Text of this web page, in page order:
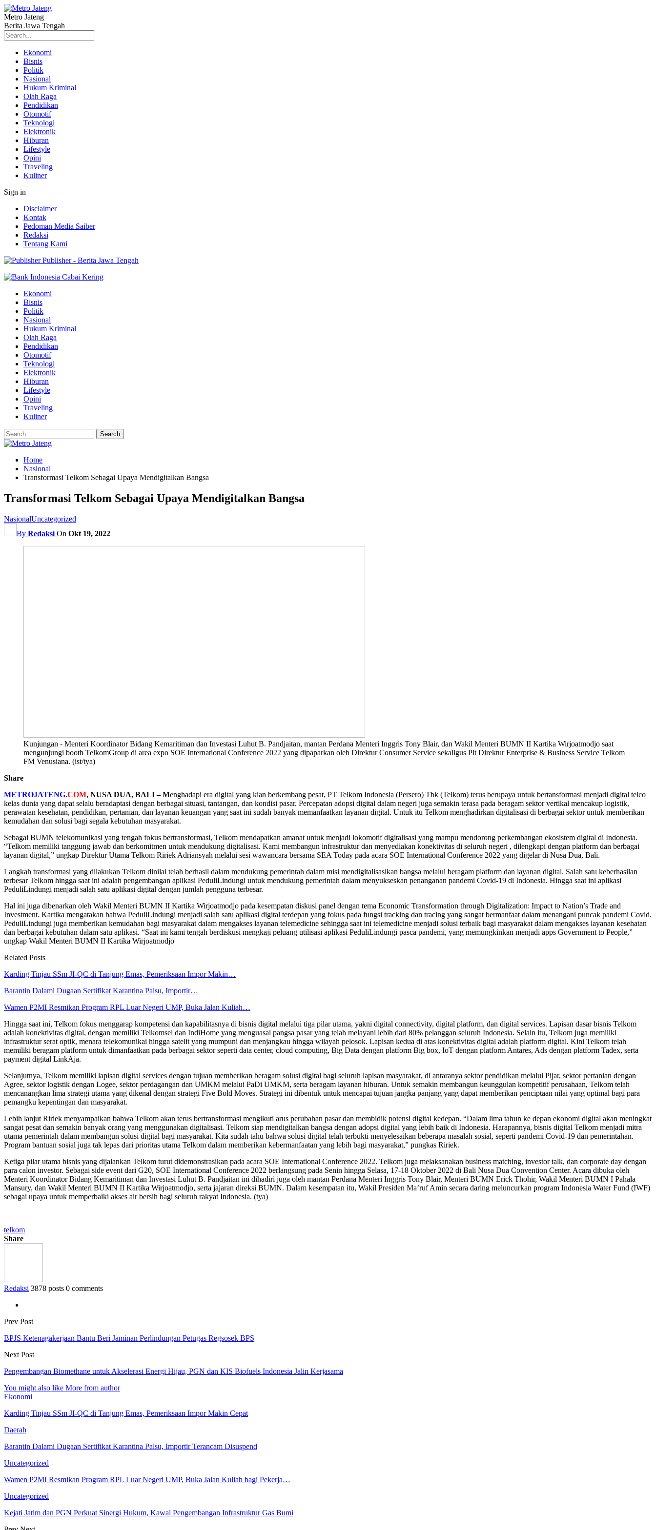
Metro Jateng
Berita Jawa Tengah
Ekonomi
Bisnis
Politik
Nasional
Hukum Kriminal
Olah Raga
Pendidikan
Otomotif
Teknologi
Elektronik
Hiburan
Lifestyle
Opini
Traveling
Kuliner
Sign in
Disclaimer
Kontak
Pedoman Media Saiber
Redaksi
Tentang Kami
Publisher - Berita Jawa Tengah
Ekonomi
Bisnis
Politik
Nasional
Hukum Kriminal
Olah Raga
Pendidikan
Otomotif
Teknologi
Elektronik
Hiburan
Lifestyle
Opini
Traveling
Kuliner
Home
Nasional
Transformasi Telkom Sebagai Upaya Mendigitalkan Bangsa
Transformasi Telkom Sebagai Upaya Mendigitalkan Bangsa
NasionalUncategorized
By Redaksi On Okt 19, 2022
Kunjungan - Menteri Koordinator Bidang Kemaritiman dan Investasi Luhut B. Pandjaitan, mantan Perdana Menteri Inggris Tony Blair, dan Wakil Menteri BUMN II Kartika Wirjoatmodjo saat
mengunjungi booth TelkomGroup di area expo SOE International Conference 2022 yang dipaparkan oleh Direktur Consumer Service sekaligus Plt Direktur Enterprise & Business Service Telkom
FM Venusiana. (ist/tya)
Share
METROJATENG.COM, NUSA DUA, BALI – Menghadapi era digital yang kian berkembang pesat, PT Telkom Indonesia (Persero) Tbk (Telkom) terus berupaya untuk bertansformasi menjadi digital telco
kelas dunia yang dapat selalu beradaptasi dengan berbagai situasi, tantangan, dan kondisi pasar. Percepatan adopsi digital dalam negeri juga semakin terasa pada beragam sektor vertikal mencakup logistik,
perawatan kesehatan, pendidikan, pertanian, dan layanan keuangan yang saat ini sudah banyak memanfaatkan layanan digital. Untuk itu Telkom menghadirkan digitalisasi di berbagai sektor untuk memberikan
kemudahan dan solusi bagi segala kebutuhan masyarakat.
Sebagai BUMN telekomunikasi yang tengah fokus bertransformasi, Telkom mendapatkan amanat untuk menjadi lokomotif digitalisasi yang mampu mendorong perkembangan ekosistem digital di Indonesia.
“Telkom memiliki tanggung jawab dan berkomitmen untuk mendukung digitalisasi. Kami membangun infrastruktur dan menyediakan konektivitas di seluruh negeri , dilengkapi dengan platform dan berbagai
layanan digital,” ungkap Direktur Utama Telkom Ririek Adriansyah melalui sesi wawancara bersama SEA Today pada acara SOE International Conference 2022 yang digelar di Nusa Dua, Bali.
Langkah transformasi yang dilakukan Telkom dinilai telah berhasil dalam mendukung pemerintah dalam misi mendigitalisasikan bangsa melalui beragam platform dan layanan digital. Salah satu keberhasilan
terbesar Telkom hingga saat ini adalah pengembangan aplikasi PeduliLindungi untuk mendukung pemerintah dalam menyukseskan penanganan pandemi Covid-19 di Indonesia. Hingga saat ini aplikasi
PeduliLindungi menjadi salah satu aplikasi digital dengan jumlah pengguna terbesar.
Hal ini juga dibenarkan oleh Wakil Menteri BUMN II Kartika Wirjoatmodjo pada kesempatan diskusi panel dengan tema Economic Transformation through Digitalization: Impact to Nation’s Trade and
Investment. Kartika mengatakan bahwa PeduliLindungi menjadi salah satu aplikasi digital terdepan yang fokus pada fungsi tracking dan tracing yang sangat bermanfaat dalam menangani puncak pandemi Covid.
PeduliLindungi juga memberikan kemudahan bagi masyarakat dalam mengakses layanan telemedicine sehingga saat ini telemedicine menjadi solusi terbaik bagi masyarakat dalam mengakses layanan kesehatan
dan berbagai kebutuhan dalam satu aplikasi. “Saat ini kami tengah berdiskusi mengkaji peluang utilisasi aplikasi PeduliLindungi pasca pandemi, yang memungkinkan menjadi apps Government to People,”
ungkap Wakil Menteri BUMN II Kartika Wirjoatmodjo
Related Posts
Karding Tinjau SSm JI-QC di Tanjung Emas, Pemeriksaan Impor Makin…
Barantin Dalami Dugaan Sertifikat Karantina Palsu, Importir…
Wamen P2MI Resmikan Program RPL Luar Negeri UMP, Buka Jalan Kuliah…
Hingga saat ini, Telkom fokus menggarap kompetensi dan kapabilitasnya di bisnis digital melalui tiga pilar utama, yakni digital connectivity, digital platform, dan digital services. Lapisan dasar bisnis Telkom
adalah konektivitas digital, dengan memiliki Telkomsel dan IndiHome yang menguasai pangsa pasar yang telah melayani lebih dari 80% pelanggan seluruh Indonesia. Selain itu, Telkom juga memiliki
infrastruktur serat optik, menara telekomunikai hingga satelit yang mumpuni dan menjangkau hingga wilayah pelosok. Lapisan kedua di atas konektivitas digital adalah platform digital. Kini Telkom telah
memiliki beragam platform untuk dimanfaatkan pada berbagai sektor seperti data center, cloud computing, Big Data dengan platform Big box, IoT dengan platform Antares, Ads dengan platform Tadex, serta
payment digital LinkAja.
Selanjutnya, Telkom memiliki lapisan digital services dengan tujuan memberikan beragam solusi digital bagi seluruh lapisan masyarakat, di antaranya sektor pendidikan melalui Pijar, sektor pertanian dengan
Agree, sektor logistik dengan Logee, sektor perdagangan dan UMKM melalui PaDi UMKM, serta beragam layanan hiburan. Untuk semakin membangun keunggulan kompetitif perusahaan, Telkom telah
mencanangkan lima strategi utama yang dikenal dengan strategi Five Bold Moves. Strategi ini dibentuk untuk mencapai tujuan jangka panjang yang dapat memberikan penciptaan nilai yang optimal bagi para
pemangku kepentingan dan masyarakat.
Lebih lanjut Ririek menyampaikan bahwa Telkom akan terus bertransformasi mengikuti arus perubahan pasar dan membidik potensi digital kedepan. “Dalam lima tahun ke depan ekonomi digital akan meningkat
sangat pesat dan semakin banyak orang yang menggunakan digitalisasi. Telkom siap mendigitalkan bangsa dengan adopsi digital yang lebih baik di Indonesia. Harapannya, bisnis digital Telkom menjadi mitra
utama pemerintah dalam membangun solusi digital bagi masyarakat. Kita sudah tahu bahwa solusi digital telah terbukti menyelesaikan beberapa masalah sosial, seperti pandemi Covid-19 dan pemerintahan.
Program bantuan sosial juga tak lepas dari prioritas utama Telkom dalam memberikan kebermanfaatan yang lebih bagi masyarakat,” pungkas Ririek.
Ketiga pilar utama bisnis yang dijalankan Telkom turut didemonstrasikan pada acara SOE International Conference 2022. Telkom juga melaksanakan business matching, investor talk, dan corporate day dengan
para calon investor. Sebagai side event dari G20, SOE International Conference 2022 berlangsung pada Senin hingga Selasa, 17-18 Oktober 2022 di Bali Nusa Dua Convention Center. Acara dibuka oleh
Menteri Koordinator Bidang Kemaritiman dan Investasi Luhut B. Pandjaitan ini dihadiri juga oleh mantan Perdana Menteri Inggris Tony Blair, Menteri BUMN Erick Thohir, Wakil Menteri BUMN I Pahala
Mansury, dan Wakil Menteri BUMN II Kartika Wirjoatmodjo, serta jajaran direksi BUMN. Dalam kesempatan itu, Wakil Presiden Ma’ruf Amin secara daring meluncurkan program Indonesia Water Fund (IWF)
sebagai upaya untuk memperbaiki akses air bersih bagi seluruh rakyat Indonesia. (tya)
telkom
Share
Redaksi 3878 posts 0 comments
Prev Post
BPJS Ketenagakerjaan Bantu Beri Jaminan Perlindungan Petugas Regsosek BPS
Next Post
Pengembangan Biomethane untuk Akselerasi Energi Hijau, PGN dan KIS Biofuels Indonesia Jalin Kerjasama
You might also like More from author
Ekonomi
Karding Tinjau SSm JI-QC di Tanjung Emas, Pemeriksaan Impor Makin Cepat
Daerah
Barantin Dalami Dugaan Sertifikat Karantina Palsu, Importir Terancam Disuspend
Uncategorized
Wamen P2MI Resmikan Program RPL Luar Negeri UMP, Buka Jalan Kuliah bagi Pekerja…
Uncategorized
Kejati Jatim dan PGN Perkuat Sinergi Hukum, Kawal Pengembangan Infrastruktur Gas Bumi